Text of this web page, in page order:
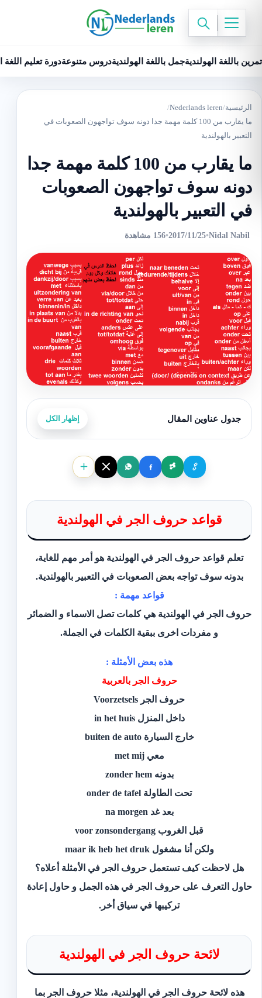
تمرين باللغة الهولنديةجمل باللغة الهولنديةدروس متنوعةدورة تعليم اللغة
الرئيسية/
Nederlands leren
/
ما يقارب من 100 كلمة مهمة جدا دونه سوف تواجهون الصعوبات في
التعبير بالهولندية
ما يقارب من 100 كلمة مهمة جدا
دونه سوف تواجهون الصعوبات
في التعبير بالهولندية
Nidal Nabil
•
2017/11/25
•156 مشاهدة
جدول عناوين المقال إظهار الكل
قواعد حروف الجر في الهولندية
تعلم قواعد حروف الجر في الهولندية هو أمر مهم للغاية،
بدونه سوف تواجه بعض الصعوبات في التعبير بالهولندية.
قواعد مهمة :
حروف الجر في الهولندية هي كلمات تصل الاسماء و الضمائر
و مفردات اخرى ببقية الكلمات في الجملة.
هذه بعض الأمثلة :
حروف الجر بالعربية
حروف الجر Voorzetsels
داخل المنزل in het huis
خارج السيارة buiten de auto
معي met mij
بدونه zonder hem
تحت الطاولة onder de tafel
بعد غد na morgen
قبل الغروب voor zonsondergang
ولكن أنا مشغول maar ik heb het druk
هل لاحظت كيف تستعمل حروف الجر في الأمثلة أعلاه؟
حاول التعرف على حروف الجر في هذه الجمل و حاول إعادة
تركيبها في سياق أخر.
لائحة حروف الجر في الهولندية
هذه لائحة حروف الجر في الهولندية، مثلا حروف الجر بما